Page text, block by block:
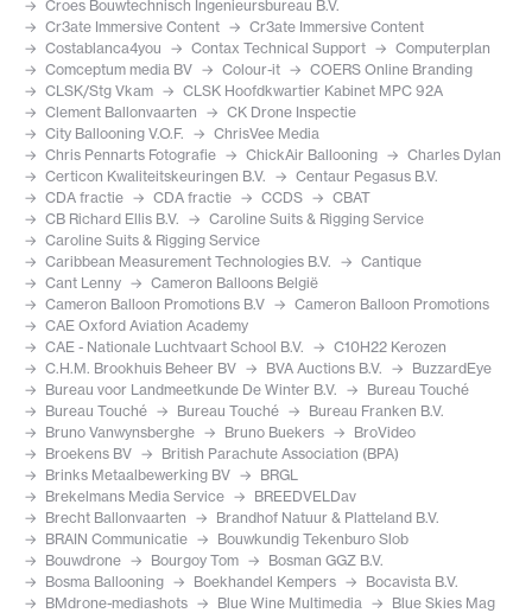
Croes Bouwtechnisch Ingenieursbureau B.V.
Cr3ate Immersive Content
Cr3ate Immersive Content
Costablanca4you
Contax Technical Support
Computerplan
Comceptum media BV
Colour-it
COERS Online Branding
CLSK/Stg Vkam
CLSK Hoofdkwartier Kabinet MPC 92A
Clement Ballonvaarten
CK Drone Inspectie
City Ballooning V.O.F.
ChrisVee Media
Chris Pennarts Fotografie
ChickAir Ballooning
Charles Dylan
Certicon Kwaliteitskeuringen B.V.
Centaur Pegasus B.V.
CDA fractie
CDA fractie CCDS
CBAT
CB Richard Ellis B.V.
Caroline Suits & Rigging Service
Caroline Suits & Rigging Service
Caribbean Measurement Technologies B.V.
Cantique
Cant Lenny
Cameron Balloons België
Cameron Balloon Promotions B.V
Cameron Balloon Promotions
CAE Oxford Aviation Academy
CAE - Nationale Luchtvaart School B.V.
C10H22 Kerozen
C.H.M. Brookhuis Beheer BV
BVA Auctions B.V.
BuzzardEye
Bureau voor Landmeetkunde De Winter B.V.
Bureau Touché
Bureau Touché
Bureau Touché
Bureau Franken B.V.
Bruno Vanwynsberghe
Bruno Buekers
BroVideo
Broekens BV
British Parachute Association (BPA)
Brinks Metaalbewerking BV
BRGL
Brekelmans Media Service
BREEDVELDav
Brecht Ballonvaarten
Brandhof Natuur & Platteland B.V.
BRAIN Communicatie
Bouwkundig Tekenburo Slob
Bouwdrone
Bourgoy Tom
Bosman GGZ B.V.
Bosma Ballooning
Boekhandel Kempers
Bocavista B.V.
BMdrone-mediashots
Blue Wine Multimedia
Blue Skies Mag